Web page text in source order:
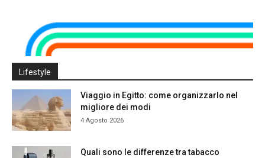
Lifestyle
Viaggio in Egitto: come organizzarlo nel
migliore dei modi
4 Agosto 2026
Quali sono le differenze tra tabacco